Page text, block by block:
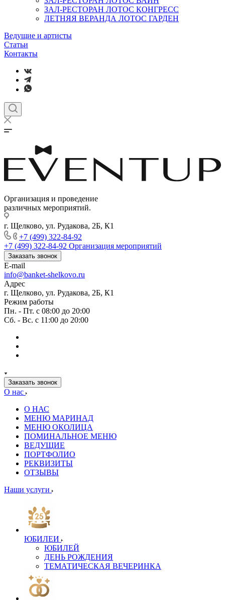
ЗАЛ-РЕСТОРАН ЛОТОС КОНГРЕСС
ЛЕТНЯЯ ВЕРАНДА ЛОТОС ГАРДЕН
Ведущие и артисты
Статьи
Контакты
Организация и проведение
различных мероприятий.
г. Щелково, ул. Рудакова, 2Б, К1
+7 (499) 322-84-92
+7 (499) 322-84-92 Организация мероприятий
Заказать звонок
E-mail
info@banket-shelkovo.ru
Адрес
г. Щелково, ул. Рудакова, 2Б, К1
Режим работы
Пн. - Пт. с 08:00 до 20:00
Сб. - Вс. с 11:00 до 20:00
Заказать звонок
О нас
О НАС
МЕНЮ МАРИНАД
МЕНЮ ОКОЛИЦА
ПОМИНАЛЬНОЕ МЕНЮ
ВЕДУЩИЕ
ПОРТФОЛИО
РЕКВИЗИТЫ
ОТЗЫВЫ
Наши услуги
ЮБИЛЕИ
ЮБИЛЕЙ
ДЕНЬ РОЖДЕНИЯ
ТЕМАТИЧЕСКАЯ ВЕЧЕРИНКА